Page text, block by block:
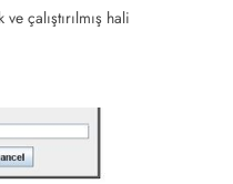
çalıştırılmış hali